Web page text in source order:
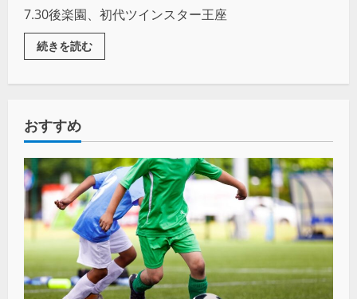
7.30後楽園、初代ツインスター王座
続きを読む
おすすめ